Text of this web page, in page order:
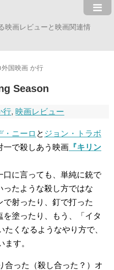
映画レビューと映画関連情
外国映画 か行
Season
行, 映画レビュー
・ニーロ と ジョン・トラボ
一で殺しあう映画 『キリン
口に言っても、単純に銃で
ったような殺し方ではな
で射ったり、釘で打った
を塗ったり、もう、「イタ
くなるようなやり方で、
す。
合った（殺し合った？）オ